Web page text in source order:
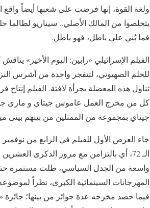
ولغة القوة، إنها فرضت على شعبها أيضاً واقع
يتخلصوا من المالك الأصلي.. سيناريو لطالما
فما بُني على باطل، فهو باطل.
الفيلم الإسرائيلي «رابين: اليوم الأخير»
للحلم الصهيوني، لتتفجر واحدة من أشرس
كل من مخرج العمل عاموس جيتاي و مارى جوس
جيتاي بمجموعة من الممثلين من بينهم بينى
الـ 72، أي بالتزامن مع مرور الذكرى
واسعة من الجدل السياسي، ظلت مستمرة حتى
المهرجانات السينمائية الكبرى، نظراً لموضوعه
فيما حصد مخرجه عدة جوائز من بينها؛ جائزة